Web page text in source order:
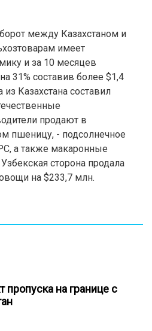
между Казахстаном и
имеет
и за 10 месяцев
31% составив более $1,4
Казахстана составил
продают в
пшеницу, - подсолнечное
а также макаронные
сторона продала
на $233,7 млн.
на границе с